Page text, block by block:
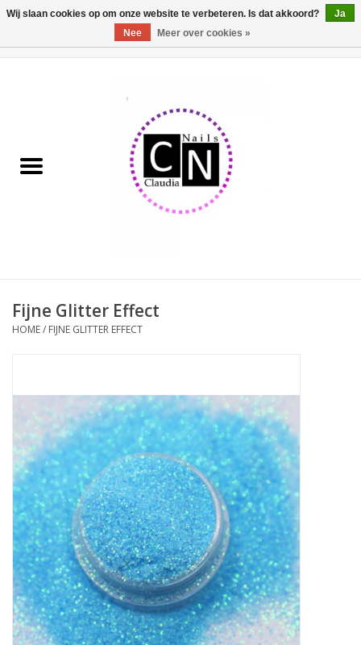
Pedicure producten
Acrylpoeder
Apparatuur
Meubilair
Gellak
NailArt Producten
Startpakketten
NIEUW! MBS Producten
Fijne Glitter Effect
HOME/ FIJNE GLITTER EFFECT
Wij slaan cookies op om onze website te verbeteren. Is dat akkoord?
Ja
Nee
Meer over cookies »